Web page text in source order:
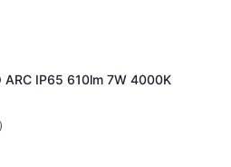
ARC IP65 610lm 7W 4000K